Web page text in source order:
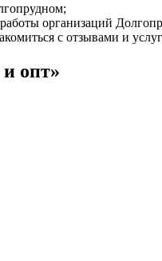
организаций
с отзывами и
опт»